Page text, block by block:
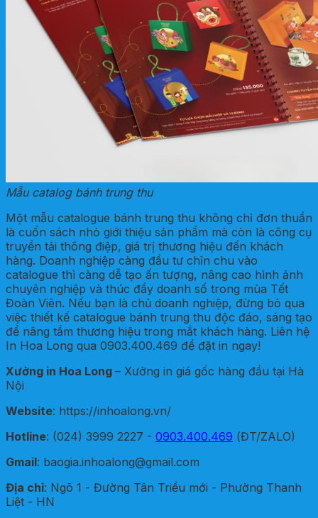
Mẫu catalog bánh trung thu
Một mẫu catalogue bánh trung thu không chỉ đơn thuần
là cuốn sách nhỏ giới thiệu sản phẩm mà còn là công cụ
truyền tải thông điệp, giá trị thương hiệu đến khách
hàng. Doanh nghiệp càng đầu tư chỉn chu vào
catalogue thì càng dễ tạo ấn tượng, nâng cao hình ảnh
chuyên nghiệp và thúc đẩy doanh số trong mùa Tết
Đoàn Viên. Nếu bạn là chủ doanh nghiệp, đừng bỏ qua
việc thiết kế catalogue bánh trung thu độc đáo, sáng tạo
để nâng tầm thương hiệu trong mắt khách hàng. Liên hệ
In Hoa Long qua 0903.400.469 để đặt in ngay!
Xưởng in Hoa Long – Xưởng in giá gốc hàng đầu tại Hà
Nội
Website: https://inhoalong.vn/
Hotline: (024) 3999 2227 - 0903.400.469 (ĐT/ZALO)
Gmail: baogia.inhoalong@gmail.com
Địa chỉ: Ngõ 1 - Đường Tân Triều mới - Phường Thanh
Liệt - HN